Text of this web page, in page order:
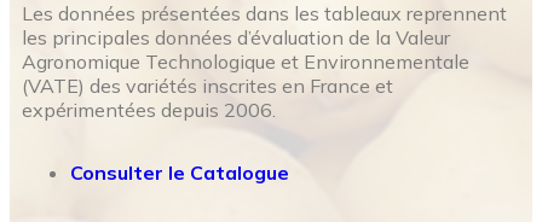
Les données présentées dans les tableaux reprennent
les principales données d’évaluation de la Valeur
Agronomique Technologique et Environnementale
(VATE) des variétés inscrites en France et
expérimentées depuis 2006.
Consulter le Catalogue